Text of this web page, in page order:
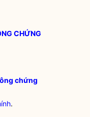
CHỨNG
chứng
.